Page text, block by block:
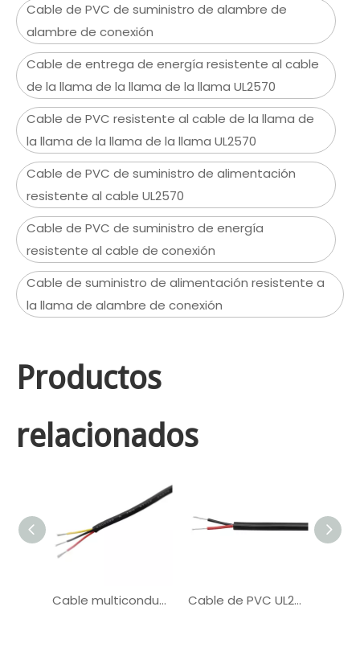
Cable de PVC de suministro de alambre de
alambre de conexión
Cable de entrega de energía resistente al cable
de la llama de la llama de la llama UL2570
Cable de PVC resistente al cable de la llama de
la llama de la llama de la llama UL2570
Cable de PVC de suministro de alimentación
resistente al cable UL2570
Cable de PVC de suministro de energía
resistente al cable de conexión
Cable de suministro de alimentación resistente a
la llama de alambre de conexión
Productos
relacionados
Cable multiconductor UL20276 para cable de computadora Cable de PVC UL2586 para el sistema solar